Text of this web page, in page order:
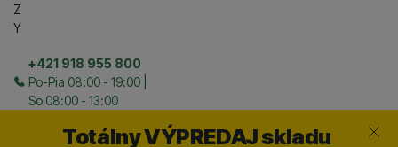
Z
Y
+421 918 955 800
Po-Pia 08:00 - 19:00 |
So 08:00 - 13:00
Totálny VÝPREDAJ skladu Zavrieť